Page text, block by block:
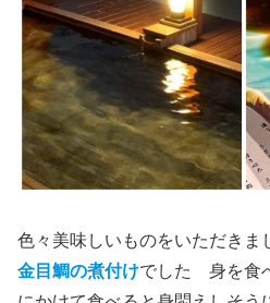
色々美味しいものをいただきま
金目鯛の煮付けでした 身を食